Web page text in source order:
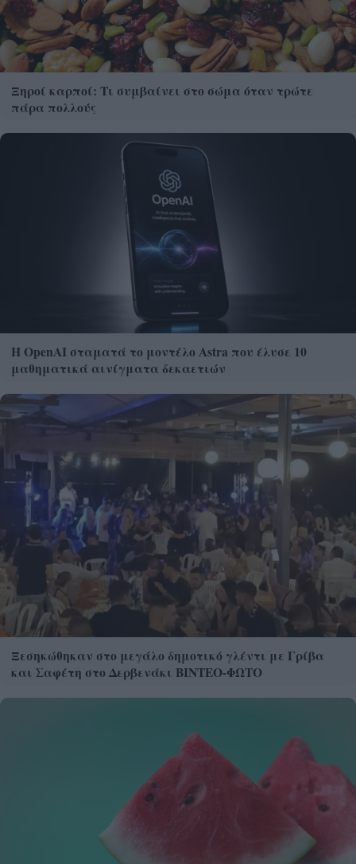
Ξηροί καρποί: Τι συμβαίνει στο σώμα όταν τρώτε
πάρα πολλούς
Η OpenAI σταματά το μοντέλο Astra που έλυσε 10
μαθηματικά αινίγματα δεκαετιών
Ξεσηκώθηκαν στο μεγάλο δημοτικό γλέντι με Γρίβα
και Σαφέτη στο Δερβενάκι ΒΙΝΤΕΟ-ΦΩΤΟ